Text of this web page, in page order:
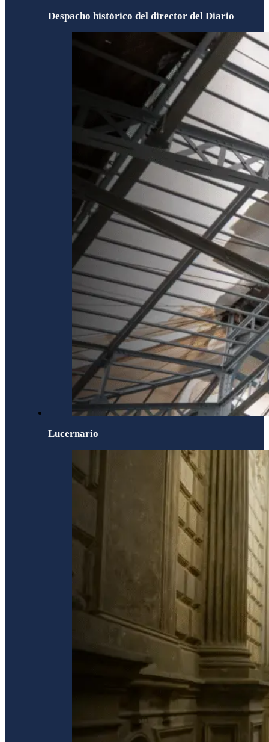
Despacho histórico del director del Diario
Lucernario